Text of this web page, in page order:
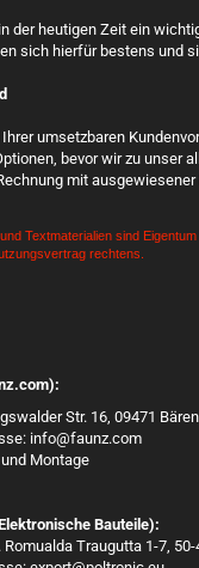
der heutigen Zeit ein
sich hierfür bestens und
umsetzbaren
bevor wir zu unser
mit
Textmaterialien sind
rechtens.
Str. 16, 09471
info@faunz.com
Montage
Bauteile):
Traugutta 1-7, 50-